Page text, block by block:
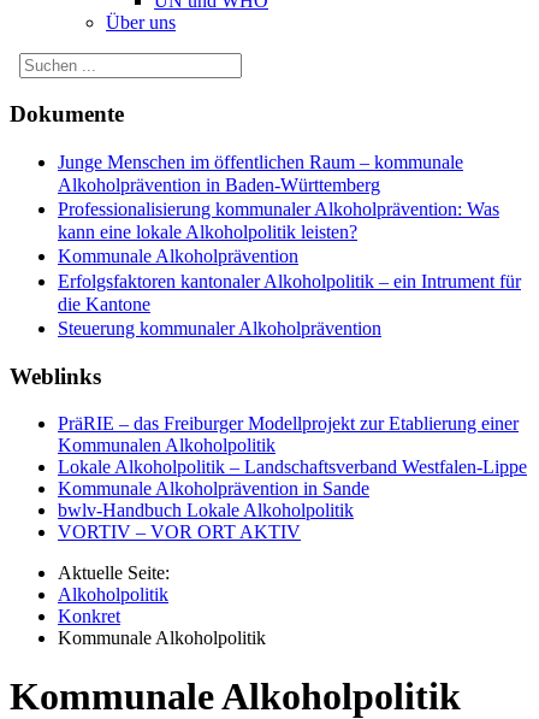
Über uns
Dokumente
Junge Menschen im öffentlichen Raum – kommunale
Alkoholprävention in Baden-Württemberg
Professionalisierung kommunaler Alkoholprävention: Was
kann eine lokale Alkoholpolitik leisten?
Kommunale Alkoholprävention
Erfolgsfaktoren kantonaler Alkoholpolitik – ein Intrument für
die Kantone
Steuerung kommunaler Alkoholprävention
Weblinks
PräRIE – das Freiburger Modellprojekt zur Etablierung einer
Kommunalen Alkoholpolitik
Lokale Alkoholpolitik – Landschaftsverband Westfalen-Lippe
Kommunale Alkoholprävention in Sande
bwlv-Handbuch Lokale Alkoholpolitik
VORTIV – VOR ORT AKTIV
Aktuelle Seite:
Alkoholpolitik
Konkret
Kommunale Alkoholpolitik
Kommunale Alkoholpolitik